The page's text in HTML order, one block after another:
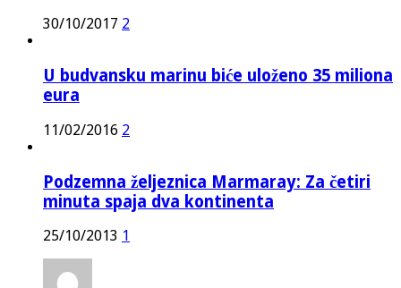
30/10/2017 2
U budvansku marinu biće uloženo 35 miliona
eura
11/02/2016 2
Podzemna željeznica Marmaray: Za četiri
minuta spaja dva kontinenta
25/10/2013 1